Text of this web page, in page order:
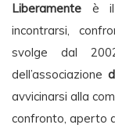
Liberamente è il
incontrarsi,
svolge dal
dell’associazione
avvicinarsi alla
confronto, aperto